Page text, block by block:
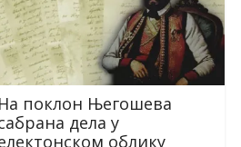
На поклон Његошева
дела у
облику